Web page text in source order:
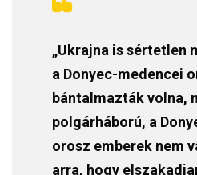
„Ukrajna is sértetlen
a Donyec-medencei
bántalmazták volna,
polgárháború, a
orosz emberek nem
arra, hogy